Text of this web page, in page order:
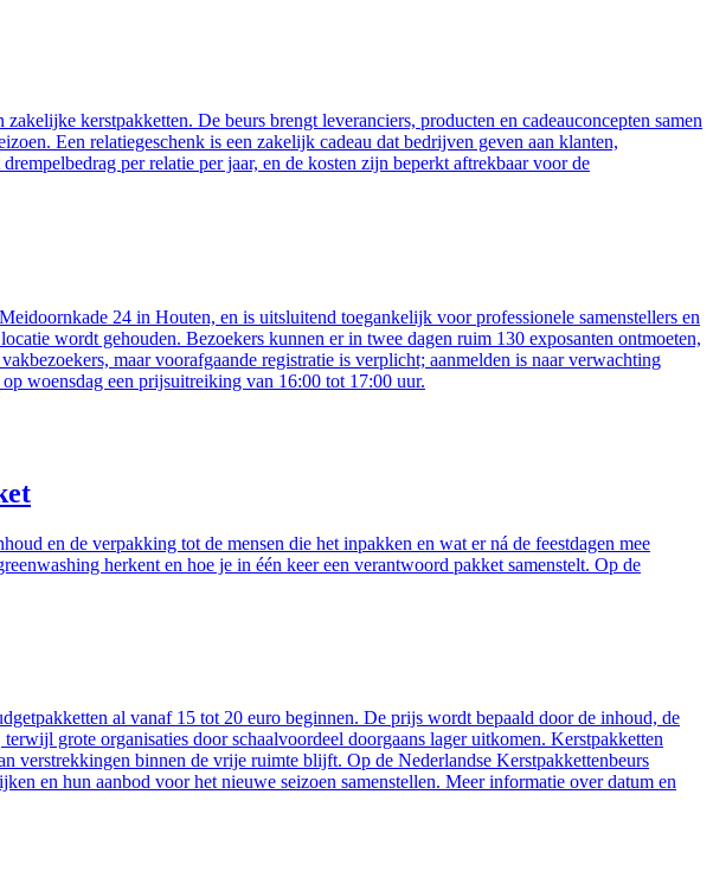
kerstpakketten. De beurs brengt leveranciers, producten en cadeauconcepten samen
Een relatiegeschenk is een zakelijk cadeau dat bedrijven geven aan klanten,
per relatie per jaar, en de kosten zijn beperkt aftrekbaar voor de
24 in Houten, en is uitsluitend toegankelijk voor professionele samenstellers en
wordt gehouden. Bezoekers kunnen er in twee dagen ruim 130 exposanten ontmoeten,
maar voorafgaande registratie is verplicht; aanmelden is naar verwachting
woensdag een prijsuitreiking van 16:00 tot 17:00 uur.
en de verpakking tot de mensen die het inpakken en wat er ná de feestdagen mee
herkent en hoe je in één keer een verantwoord pakket samenstelt. Op de
al vanaf 15 tot 20 euro beginnen. De prijs wordt bepaald door de inhoud, de
grote organisaties door schaalvoordeel doorgaans lager uitkomen. Kerstpakketten
verstrekkingen binnen de vrije ruimte blijft. Op de Nederlandse Kerstpakkettenbeurs
en hun aanbod voor het nieuwe seizoen samenstellen. Meer informatie over datum en